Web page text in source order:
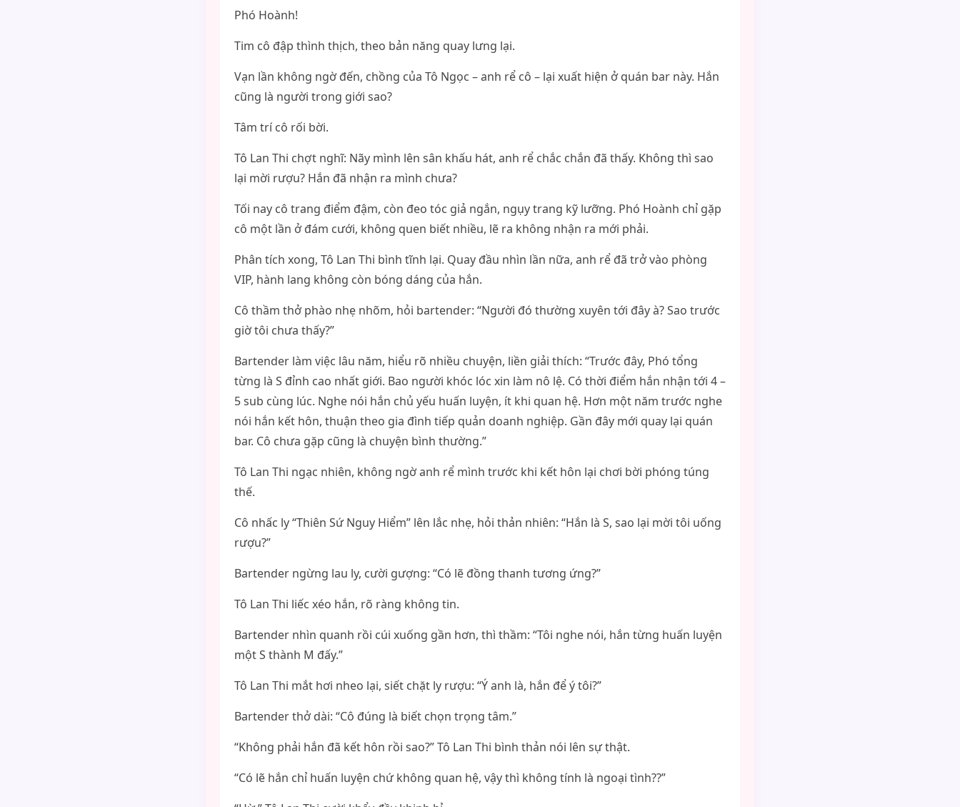
Phó Hoành!
Tim cô đập thình thịch, theo bản năng quay lưng lại.
Vạn lần không ngờ đến, chồng của Tô Ngọc – anh rể cô – lại xuất hiện ở quán bar này. Hắn
cũng là người trong giới sao?
Tâm trí cô rối bời.
Tô Lan Thi chợt nghĩ: Nãy mình lên sân khấu hát, anh rể chắc chắn đã thấy. Không thì sao
lại mời rượu? Hắn đã nhận ra mình chưa?
Tối nay cô trang điểm đậm, còn đeo tóc giả ngắn, ngụy trang kỹ lưỡng. Phó Hoành chỉ gặp
cô một lần ở đám cưới, không quen biết nhiều, lẽ ra không nhận ra mới phải.
Phân tích xong, Tô Lan Thi bình tĩnh lại. Quay đầu nhìn lần nữa, anh rể đã trở vào phòng
VIP, hành lang không còn bóng dáng của hắn.
Cô thầm thở phào nhẹ nhõm, hỏi bartender: “Người đó thường xuyên tới đây à? Sao trước
giờ tôi chưa thấy?”
Bartender làm việc lâu năm, hiểu rõ nhiều chuyện, liền giải thích: “Trước đây, Phó tổng
từng là S đỉnh cao nhất giới. Bao người khóc lóc xin làm nô lệ. Có thời điểm hắn nhận tới 4 –
5 sub cùng lúc. Nghe nói hắn chủ yếu huấn luyện, ít khi quan hệ. Hơn một năm trước nghe
nói hắn kết hôn, thuận theo gia đình tiếp quản doanh nghiệp. Gần đây mới quay lại quán
bar. Cô chưa gặp cũng là chuyện bình thường.”
Tô Lan Thi ngạc nhiên, không ngờ anh rể mình trước khi kết hôn lại chơi bời phóng túng
thế.
Cô nhấc ly “Thiên Sứ Nguy Hiểm” lên lắc nhẹ, hỏi thản nhiên: “Hắn là S, sao lại mời tôi uống
rượu?”
Bartender ngừng lau ly, cười gượng: “Có lẽ đồng thanh tương ứng?”
Tô Lan Thi liếc xéo hắn, rõ ràng không tin.
Bartender nhìn quanh rồi cúi xuống gần hơn, thì thầm: “Tôi nghe nói, hắn từng huấn luyện
một S thành M đấy.”
Tô Lan Thi mắt hơi nheo lại, siết chặt ly rượu: “Ý anh là, hắn để ý tôi?”
Bartender thở dài: “Cô đúng là biết chọn trọng tâm.”
“Không phải hắn đã kết hôn rồi sao?” Tô Lan Thi bình thản nói lên sự thật.
“Có lẽ hắn chỉ huấn luyện chứ không quan hệ, vậy thì không tính là ngoại tình??”